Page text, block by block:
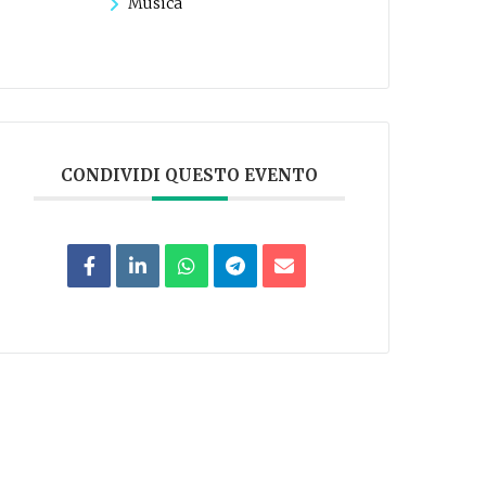
CONDIVIDI QUESTO EVENTO